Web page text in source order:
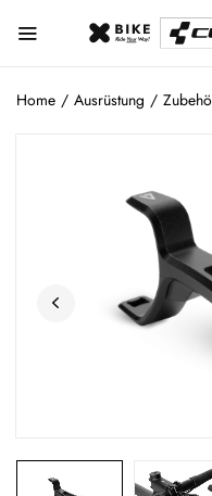
Home / Ausrüstung /